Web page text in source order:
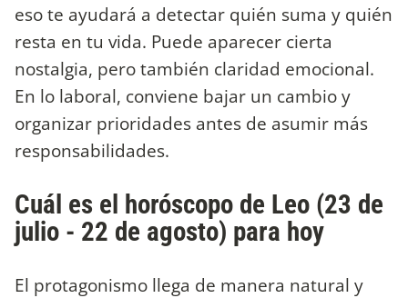
eso te ayudará a detectar quién suma y quién
resta en tu vida. Puede aparecer cierta
nostalgia, pero también claridad emocional.
En lo laboral, conviene bajar un cambio y
organizar prioridades antes de asumir más
responsabilidades.
Cuál es el horóscopo de Leo (23 de
julio - 22 de agosto) para hoy
El protagonismo llega de manera natural y